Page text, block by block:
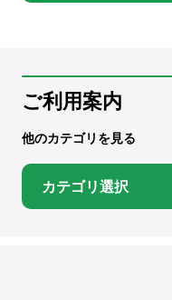
ご利用案内
他のカテゴリを見る
カテゴリ選択